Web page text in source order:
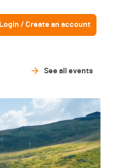
Login / Create an account
See all events